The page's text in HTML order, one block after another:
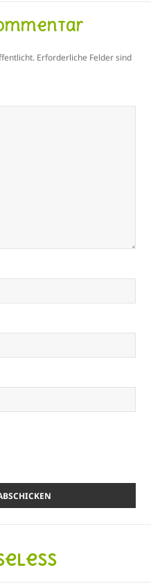
Erforderliche Felder sind